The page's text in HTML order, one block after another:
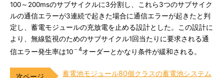
100～200msのサブサイクルに3分割し、これら3つのサブサイク
ルの通信エラーが3連続で起きた場合に通信エラーが起きたと判
定し、蓄電モジュールの充放電を止める設計とした。この設計に
より、無線監視のためのサブサイクル1回当たりに要求される通
信エラー発生率は10 －4オーダーとかなり条件が緩和される。
蓄電池モジュール80個クラスの蓄電池システム